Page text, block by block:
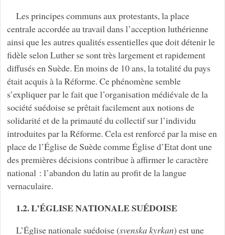
Les principes communs aux protestants, la place
centrale accordée au travail dans l’acception luthérienne
ainsi que les autres qualités essentielles que doit détenir le
fidèle selon Luther se sont très largement et rapidement
diffusés en Suède. En moins de 10 ans, la totalité du pays
était acquis à la Réforme. Ce phénomène semble
s’expliquer par le fait que l’organisation médiévale de la
société suédoise se prêtait facilement aux notions de
solidarité et de la primauté du collectif sur l’individu
introduites par la Réforme. Cela est renforcé par la mise en
place de l’Église de Suède comme Église d’Etat dont une
des premières décisions contribue à affirmer le caractère
national : l’abandon du latin au profit de la langue
vernaculaire.
1.2. L’ÉGLISE NATIONALE SUÉDOISE
L’Église nationale suédoise (svenska kyrkan) est une